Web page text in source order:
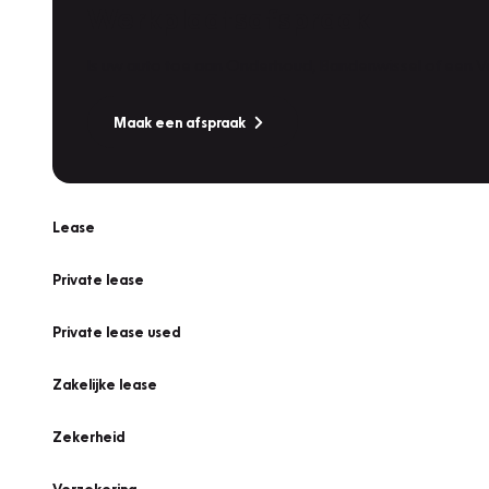
Maak een afspraak
Lease
Private lease
Private lease used
Zakelijke lease
Zekerheid